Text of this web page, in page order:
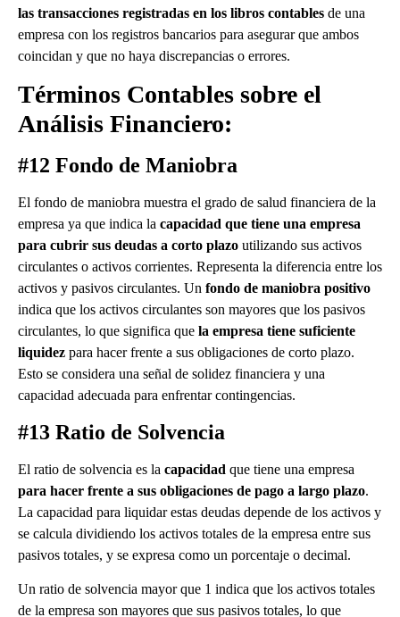
las transacciones registradas en los libros contables de una
empresa con los registros bancarios para asegurar que ambos
coincidan y que no haya discrepancias o errores.
Términos Contables sobre el
Análisis Financiero:
#12 Fondo de Maniobra
El fondo de maniobra muestra el grado de salud financiera de la
empresa ya que indica la capacidad que tiene una empresa
para cubrir sus deudas a corto plazo utilizando sus activos
circulantes o activos corrientes. Representa la diferencia entre los
activos y pasivos circulantes. Un fondo de maniobra positivo
indica que los activos circulantes son mayores que los pasivos
circulantes, lo que significa que la empresa tiene suficiente
liquidez para hacer frente a sus obligaciones de corto plazo.
Esto se considera una señal de solidez financiera y una
capacidad adecuada para enfrentar contingencias.
#13 Ratio de Solvencia
El ratio de solvencia es la capacidad que tiene una empresa
para hacer frente a sus obligaciones de pago a largo plazo.
La capacidad para liquidar estas deudas depende de los activos y
se calcula dividiendo los activos totales de la empresa entre sus
pasivos totales, y se expresa como un porcentaje o decimal.
Un ratio de solvencia mayor que 1 indica que los activos totales
de la empresa son mayores que sus pasivos totales, lo que